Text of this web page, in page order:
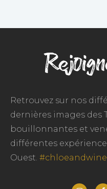
Retrouvez sur nos
dernières images des
bouillonnantes et
différentes
Ouest.